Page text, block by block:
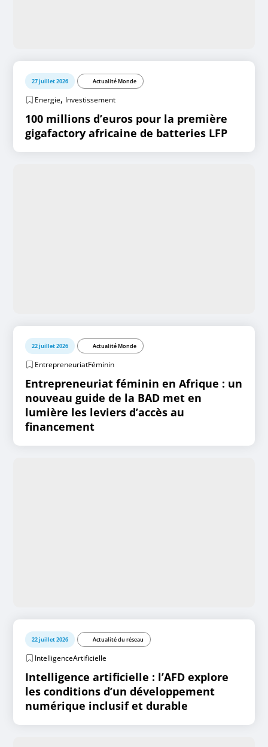
27 juillet 2026 Actualité Monde
Energie, Investissement
100 millions d’euros pour la première
gigafactory africaine de batteries LFP
22 juillet 2026 Actualité Monde
EntrepreneuriatFéminin
Entrepreneuriat féminin en Afrique : un
nouveau guide de la BAD met en
lumière les leviers d’accès au
financement
22 juillet 2026 Actualité du réseau
IntelligenceArtificielle
Intelligence artificielle : l’AFD explore
les conditions d’un développement
numérique inclusif et durable